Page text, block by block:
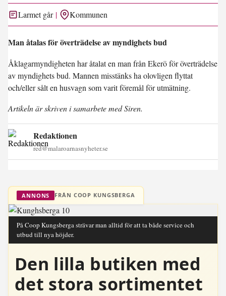
Larmet går Kommunen
Man åtalas för överträdelse av myndighets bud
Åklagarmyndigheten har åtalat en man från Ekerö för överträdelse
av myndighets bud. Mannen misstänks ha olovligen flyttat
och/eller sålt en husvagn som varit föremål för utmätning.
Artikeln är skriven i samarbete med Siren.
Redaktionen
red@malaroarnasnyheter.se
ANNONS FRÅN COOP KUNGSBERGA
På Coop Kungsberga strävar man alltid för att ta både service och
utbud till nya höjder.
Den lilla butiken med
det stora sortimentet